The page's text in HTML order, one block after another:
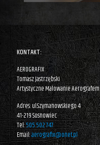
KONTAKT:
AEROGRAFIX
Tomasz Jastrzębski
Artystyczne Malowanie Aerografem
Adres: ul.Szymanowskiego 4
41-219 Sosnowiec
Tel:505 502 747
Email:aerografix@onet.pl